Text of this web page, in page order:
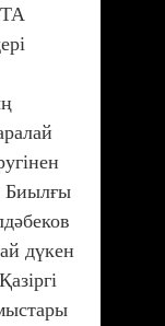
Биылғы
дүкен